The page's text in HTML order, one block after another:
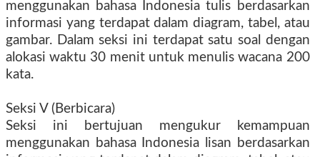
menggunakan bahasa Indonesia tulis berdasarkan
informasi yang terdapat dalam diagram, tabel, atau
gambar. Dalam seksi ini terdapat satu soal dengan
alokasi waktu 30 menit untuk menulis wacana 200
kata.
Seksi V (Berbicara)
Seksi ini bertujuan mengukur kemampuan
menggunakan bahasa Indonesia lisan berdasarkan